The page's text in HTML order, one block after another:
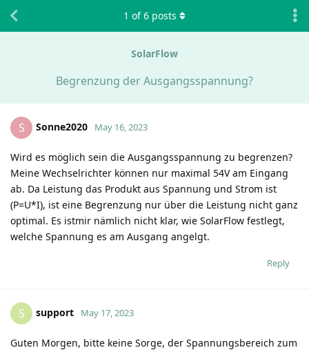
SolarFlow
Begrenzung der Ausgangsspannung?
1 of6 posts
S Sonne2020 May 16, 2023
Wird es möglich sein die Ausgangsspannung zu begrenzen?
Meine Wechselrichter können nur maximal 54V am Eingang
ab. Da Leistung das Produkt aus Spannung und Strom ist
(P=U*I), ist eine Begrenzung nur über die Leistung nicht ganz
optimal. Es istmir nämlich nicht klar, wie SolarFlow festlegt,
welche Spannung es am Ausgang angelgt.
Reply
S support May 17, 2023
Guten Morgen, bitte keine Sorge, der Spannungsbereich zum